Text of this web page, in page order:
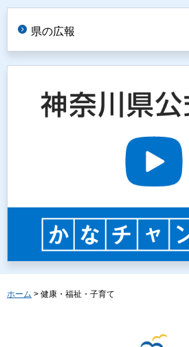
県の広報
ホーム > 健康・福祉・子育て